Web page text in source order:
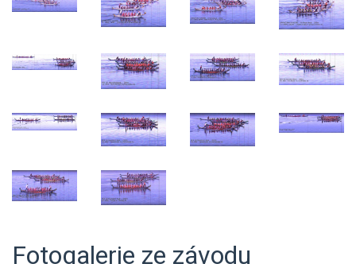
Fotogalerie ze závodu